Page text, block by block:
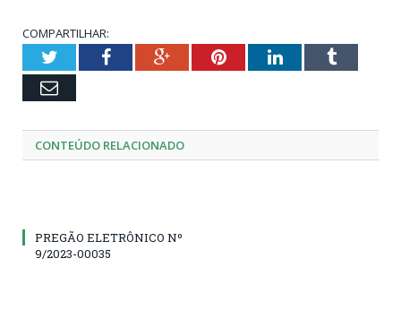
COMPARTILHAR:
TwitterFacebookGoogle+PinterestLinkedInTumblr
Email
CONTEÚDO RELACIONADO
PREGÃO ELETRÔNICO Nº
9/2023-00035